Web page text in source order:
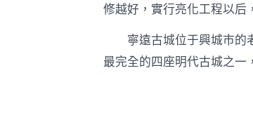
修越好，實行亮化工程以后
寧遠古城位于興城市的
最完全的四座明代古城之一